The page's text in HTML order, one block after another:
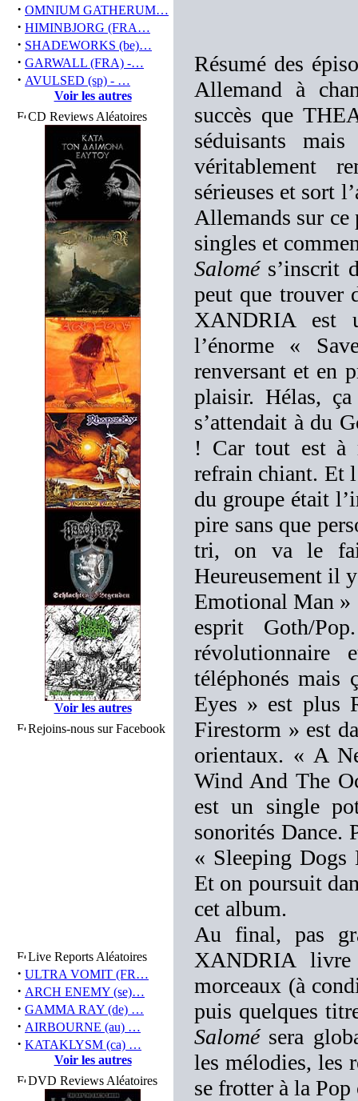
· OMNIUM GATHERUM…
· HIMINBJORG (FRA…
· SHADEWORKS (be)…
· GARWALL (FRA) -…
· AVULSED (sp) - …
Voir les autres
CD Reviews Aléatoires
Voir les autres
Rejoins-nous sur Facebook
Live Reports Aléatoires
· ULTRA VOMIT (FR…
· ARCH ENEMY (se)…
· GAMMA RAY (de) …
· AIRBOURNE (au) …
· KATAKLYSM (ca) …
Voir les autres
DVD Reviews Aléatoires
Résumé des
Allemand à
succès que
séduisants
véritablement
sérieuses et sort
Allemands sur
singles et
Salomés’inscrit
peut que trouver
XANDRIA est
l’énorme «
renversant et en
plaisir. Hélas,
s’attendait à du
! Car tout est à
refrain chiant. Et
du groupe était
pire sans que
tri, on va le
Heureusement il
Emotional Man »
esprit Goth/
révolutionnaire
téléphonés mais
Eyes » est plus
Firestorm » est
orientaux. « A
Wind And The
est un single
sonorités Dance.
« Sleeping
Et on poursuit
cet album.
Au final, pas
XANDRIA
morceaux (à
puis quelques
Salomésera
les mélodies, les
se frotter à la